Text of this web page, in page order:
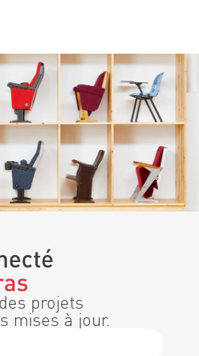
projets
mises à jour.